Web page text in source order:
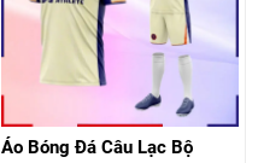
Áo Bóng Đá Câu Lạc Bộ